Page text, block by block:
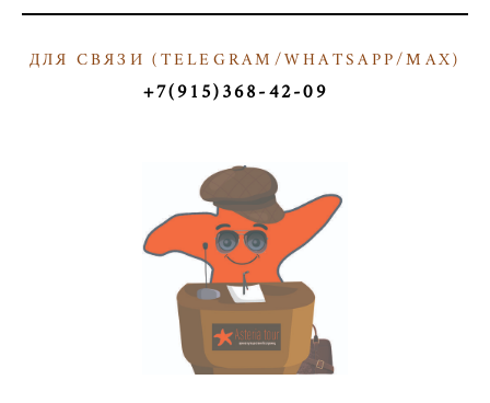
ДЛЯ СВЯЗИ ( TELEGRAM/WHATSAPP/МАX)
+7(915)368-42-09